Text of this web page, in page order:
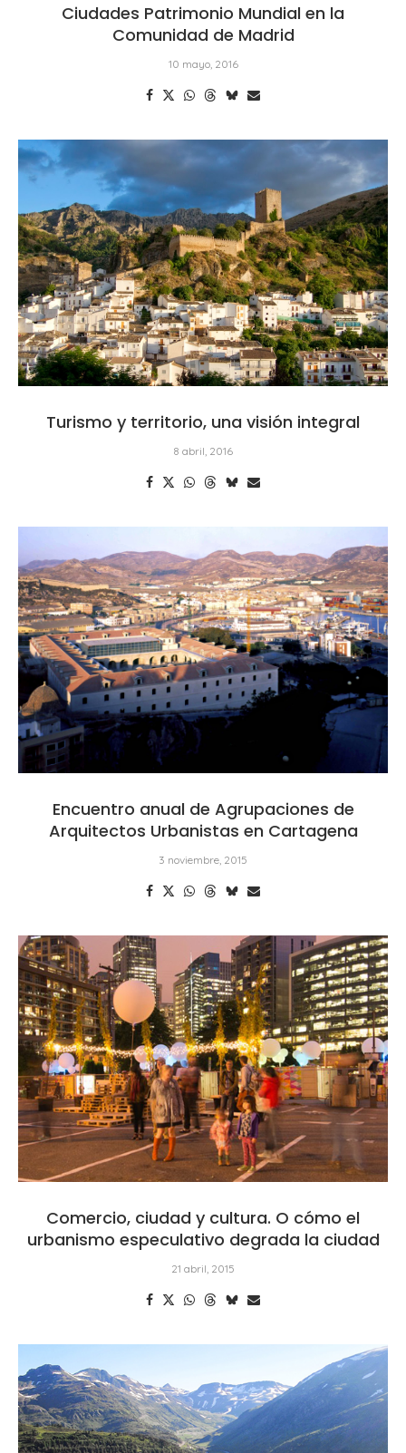
Ciudades Patrimonio Mundial en la
Comunidad de Madrid
10 mayo, 2016
Turismo y territorio, una visión integral
8 abril, 2016
Encuentro anual de Agrupaciones de
Arquitectos Urbanistas en Cartagena
3 noviembre, 2015
Comercio, ciudad y cultura. O cómo el
urbanismo especulativo degrada la ciudad
21 abril, 2015